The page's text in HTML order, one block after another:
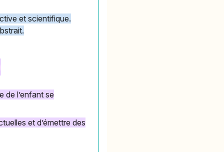
et scientifique.
de l’enfant se
et d’émettre des